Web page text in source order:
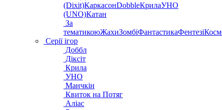
(Dixit)КаркасонDobbleКрилаУНО
(UNO)Катан
За
тематикоюЖахиЗомбіФантастикаФентезі
Серії ігор
Доббл
Діксіт
Крила
УНО
Манчкін
Квиток на Потяг
Аліас